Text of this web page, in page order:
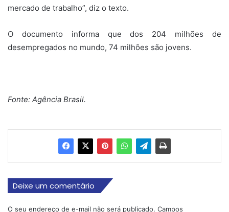
mercado de trabalho”, diz o texto.
O documento informa que dos 204 milhões de
desempregados no mundo, 74 milhões são jovens.
Fonte: Agência Brasil.
Deixe um comentário
O seu endereço de e-mail não será publicado. Campos